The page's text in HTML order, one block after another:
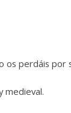
perdáis por
medieval.